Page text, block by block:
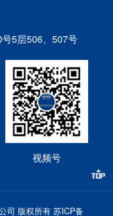
5层506、507号
视频号
司 版权所有 苏ICP备